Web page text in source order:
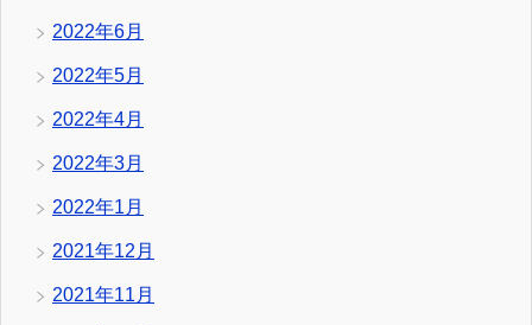
2022年6月
2022年5月
2022年4月
2022年3月
2022年1月
2021年12月
2021年11月